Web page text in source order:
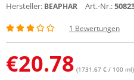
Hersteller: BEAPHAR Art.-Nr.:
1 Bewertungen
€20.78 (1731.67 € / 100 ml)